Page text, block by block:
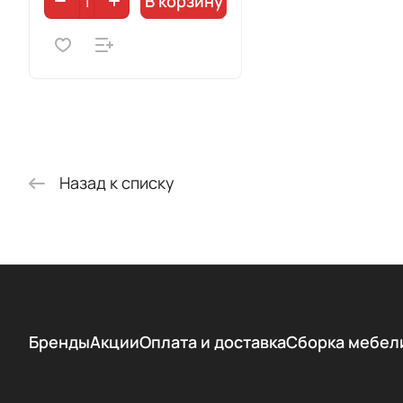
Назад к списку
БрендыАкцииОплата и доставкаСборка